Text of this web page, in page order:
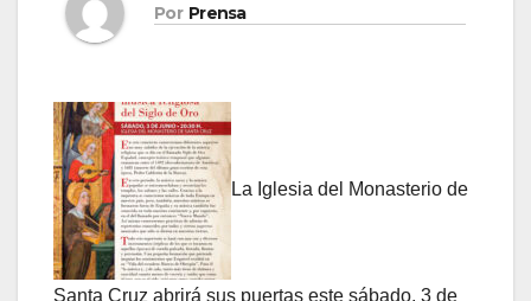
Por Prensa
La Iglesia del Monasterio de
Santa Cruz abrirá sus puertas este sábado, 3 de